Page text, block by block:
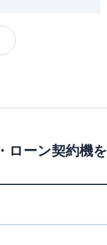
ローン契約機を